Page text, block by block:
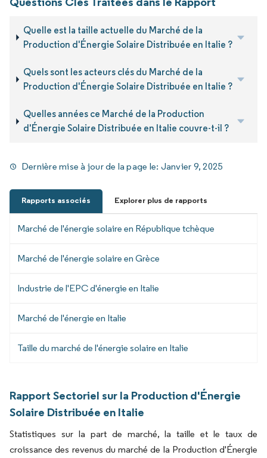
Quelle est la taille actuelle du Marché de la
Production d'Énergie Solaire Distribuée en Italie ?
Quels sont les acteurs clés du Marché de la
Production d'Énergie Solaire Distribuée en Italie ?
Quelles années ce Marché de la Production
d'Énergie Solaire Distribuée en Italie couvre-t-il ?
Dernière mise à jour de la page le: Janvier 9, 2025
Rapports associés Explorer plus de rapports
Marché de l'énergie solaire en République tchèque
Marché de l'énergie solaire en Grèce
Industrie de l'EPC d'énergie en Italie
Marché de l'énergie en Italie
Taille du marché de l'énergie solaire en Italie
Rapport Sectoriel sur la Production d'Énergie
Solaire Distribuée en Italie
Statistiques sur la part de marché, la taille et le taux de
croissance des revenus du marché de la Production d'Énergie